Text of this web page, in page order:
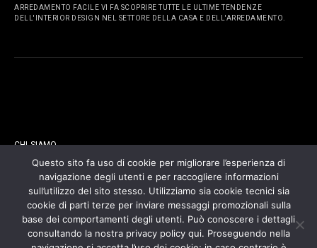
ARREDAMENTO FACILE VI FA SCOPRIRE TUTTE LE ULTIME TENDENZE
DELL'INTERIOR DESIGN NEL SETTORE DELLA CASA E DELL'ARREDAMENTO.
CHI SIAMO
CONTATTI
COOKIES POLICY
Questo sito fa uso di cookie per migliorare l’esperienza di
navigazione degli utenti e per raccogliere informazioni
sull’utilizzo del sito stesso. Utilizziamo sia cookie tecnici sia
cookie di parti terze per inviare messaggi promozionali sulla
base dei comportamenti degli utenti. Può conoscere i dettagli
consultando la nostra privacy policy qui. Proseguendo nella